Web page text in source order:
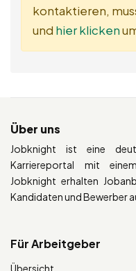
kontaktieren,
und hier klicken
Über uns
Jobknight ist eine
Karriereportal mit
Jobknight erhalten
Kandidaten und Bewerber
Für Arbeitgeber
Übersicht